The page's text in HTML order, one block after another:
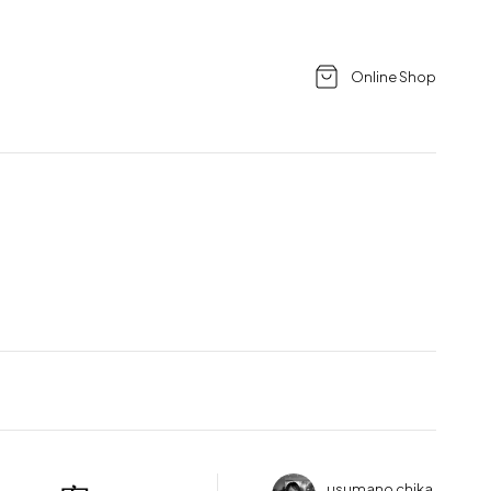
Online Shop